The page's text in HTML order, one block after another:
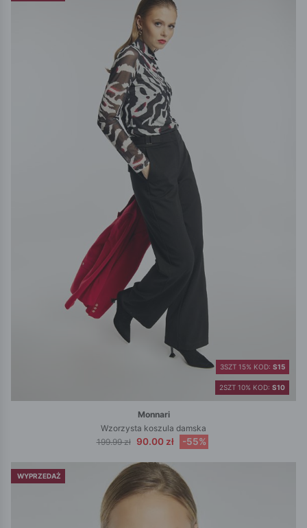
2SZT 10% KOD: S10
3SZT 15% KOD: S15
Monnari
Wzorzysta koszula damska
199.99 zł 90.00 zł -55%
WYPRZEDAŻ